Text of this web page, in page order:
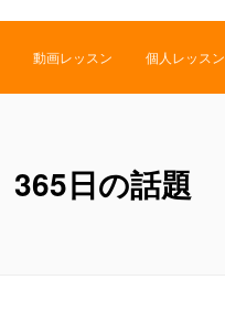
動画レッスン 個人レッスン
365日の話題